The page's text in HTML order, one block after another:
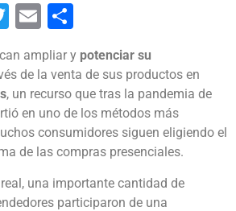
TwitterEmail
ampliar y potenciar su
de la venta de sus productos en
, un recurso que tras la pandemia de
en uno de los métodos más
consumidores siguen eligiendo el
de las compras presenciales.
una importante cantidad de
participaron de una